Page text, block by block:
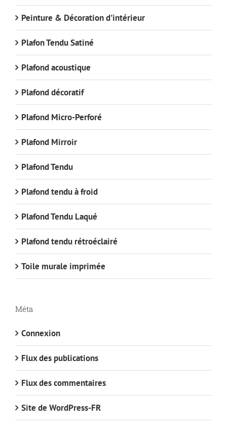
Peinture & Décoration d'intérieur
Plafon Tendu Satiné
Plafond acoustique
Plafond décoratif
Plafond Micro-Perforé
Plafond Mirroir
Plafond Tendu
Plafond tendu à froid
Plafond Tendu Laqué
Plafond tendu rétroéclairé
Toile murale imprimée
Méta
Connexion
Flux des publications
Flux des commentaires
Site de WordPress-FR